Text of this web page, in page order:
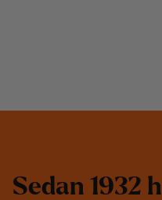
Sedan 1932 h